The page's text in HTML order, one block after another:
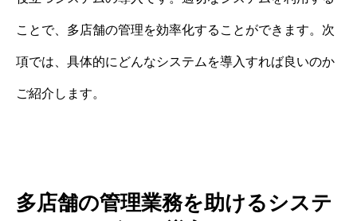
ことで、多店舗の管理を効率化することができます。次
項では、具体的にどんなシステムを導入すれば良いのか
ご紹介します。
多店舗の管理業務を助けるシステ